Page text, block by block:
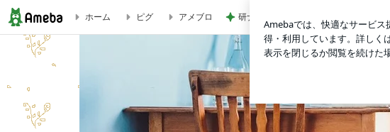
【アイドラ】I Don’t Like Mondays.「FUTUREツアー」＠豊洲PIT | りりぃ
ホーム ピグ アメブロ 研ナオコ 夫が作ったのり塩ポテト